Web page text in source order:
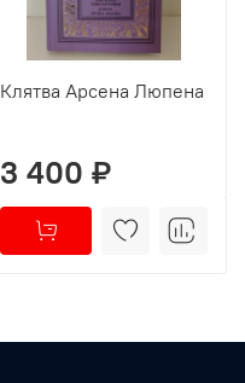
Клятва Арсена Люпена
3 400 ₽